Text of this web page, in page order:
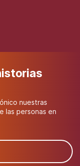
nuestras
las personas en